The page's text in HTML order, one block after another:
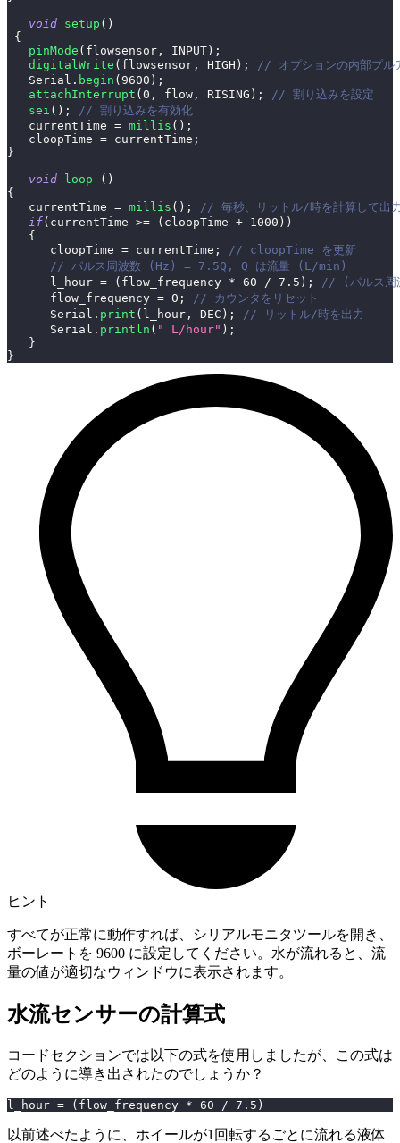
void setup ( )
{
pinMode ( flowsensor , INPUT ) ;
digitalWrite ( flowsensor , HIGH ) ;
// オプションの内部プル
   Serial
. begin ( 9600 ) ;
attachInterrupt ( 0 , flow , RISING ) ;
// 割り込みを設定
sei ( ) ;
// 割り込みを有効化
   currentTime
= millis ( ) ;
   cloopTime
= currentTime ;
}
void
loop ( )
{
   currentTime
= millis ( ) ;
// 毎秒、リットル/時を計算して出
if( currentTime >= ( cloopTime + 1000 ) )
{
      cloopTime
= currentTime ;
// cloopTime を更新
// パルス周波数 (Hz) = 7.5Q, Q は流量 (L/min)
      l_hour
= ( flow_frequency * 60 / 7.5 ) ;
// (パルス
      flow_frequency
= 0 ;
// カウンタをリセット
      Serial
. print ( l_hour , DEC ) ;
// リットル/時を出力
      Serial
. println ( " L/hour" ) ;
}
}
ヒント
すべてが正常に動作すれば、シリアルモニタツールを開き、
ボーレートを 9600 に設定してください。水が流れると、流
量の値が適切なウィンドウに表示されます。
水流センサーの計算式
コードセクションでは以下の式を使用しましたが、この式は
どのように導き出されたのでしょうか？
l_hour = ( flow_frequency * 60 / 7.5 )
以前述べたように、ホイールが1回転するごとに流れる液体